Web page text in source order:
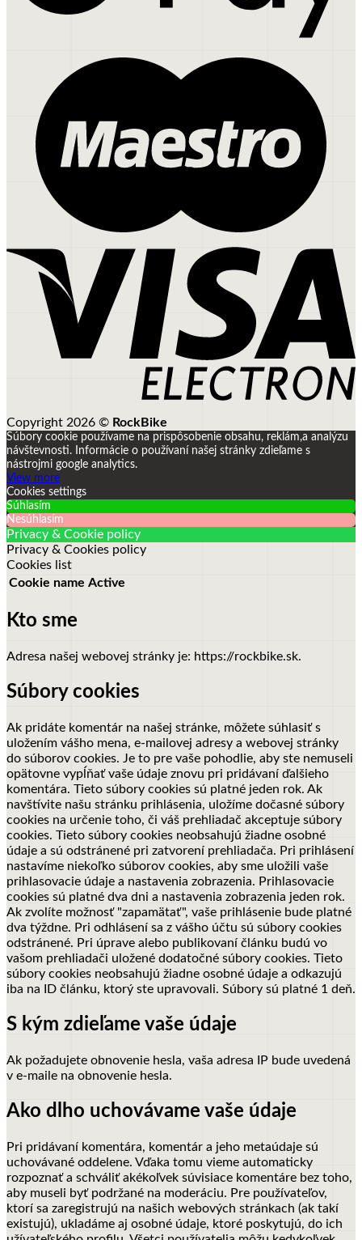
Copyright 2026 © RockBike
Súbory cookie používame na prispôsobenie obsahu, reklám,a analýzu
návštevnosti.
Informácie o používaní našej stránky zdieľame s
nástrojmi google analytics.
View more
Cookies settings
Súhlasím
Nesúhlasím
Privacy & Cookie policy
Privacy & Cookies policy
Cookies list
Cookie name Active
Kto sme
Adresa našej webovej stránky je: https://rockbike.sk.
Súbory cookies
Ak pridáte komentár na našej stránke, môžete súhlasiť s
uložením vášho mena, e-mailovej adresy a webovej stránky
do súborov cookies. Je to pre vaše pohodlie, aby ste nemuseli
opätovne vypĺňať vaše údaje znovu pri pridávaní ďalšieho
komentára. Tieto súbory cookies sú platné jeden rok. Ak
navštívite našu stránku prihlásenia, uložíme dočasné súbory
cookies na určenie toho, či váš prehliadač akceptuje súbory
cookies. Tieto súbory cookies neobsahujú žiadne osobné
údaje a sú odstránené pri zatvorení prehliadača. Pri prihlásení
nastavíme niekoľko súborov cookies, aby sme uložili vaše
prihlasovacie údaje a nastavenia zobrazenia. Prihlasovacie
cookies sú platné dva dni a nastavenia zobrazenia jeden rok.
Ak zvolíte možnosť "zapamätať", vaše prihlásenie bude platné
dva týždne. Pri odhlásení sa z vášho účtu sú súbory cookies
odstránené. Pri úprave alebo publikovaní článku budú vo
vašom prehliadači uložené dodatočné súbory cookies. Tieto
súbory cookies neobsahujú žiadne osobné údaje a odkazujú
iba na ID článku, ktorý ste upravovali. Súbory sú platné 1 deň.
S kým zdieľame vaše údaje
Ak požadujete obnovenie hesla, vaša adresa IP bude uvedená
v e-maile na obnovenie hesla.
Ako dlho uchovávame vaše údaje
Pri pridávaní komentára, komentár a jeho metaúdaje sú
uchovávané oddelene. Vďaka tomu vieme automaticky
rozpoznať a schváliť akékoľvek súvisiace komentáre bez toho,
aby museli byť podržané na moderáciu. Pre používateľov,
ktorí sa zaregistrujú na našich webových stránkach (ak takí
existujú), ukladáme aj osobné údaje, ktoré poskytujú, do ich